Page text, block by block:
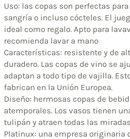
Uso: las copas son perfectas
sangría o incluso cócteles. El
ideal como regalo. Apto para
recomienda lavar a mano
Características: resistente y de
duradero. Las copas de vino se
adaptan a todo tipo de vajilla.
fabrican en la Unión Europea.
Diseño: hermosas copas de
atemporales. Los vasos tienen
tulipán y atraen todas las
Platinux: una empresa originaria